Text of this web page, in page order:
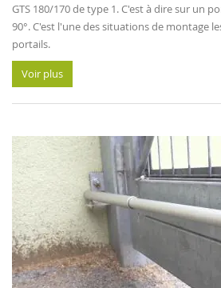
GTS 180/170 de type 1. C'est à dire sur un
90°. C'est l'une des situations de montage
portails.
Voir plus